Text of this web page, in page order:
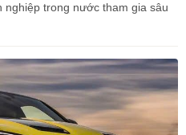
trong nước tham gia sâu